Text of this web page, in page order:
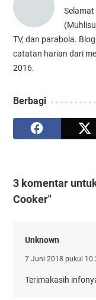
TV, dan parabola.
catatan harian dari
2016.
Berbagi
3 komentar
Cooker"
Unknown
7 Juni 2018 pukul
Terimakasih